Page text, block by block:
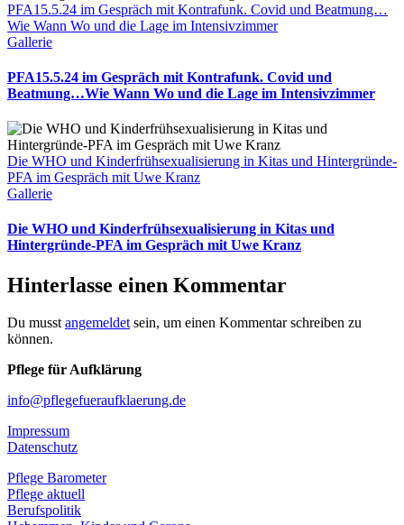
PFA15.5.24 im Gespräch mit Kontrafunk. Covid und Beatmung…
Wie Wann Wo und die Lage im Intensivzimmer
Gallerie
PFA15.5.24 im Gespräch mit Kontrafunk. Covid und
Beatmung…Wie Wann Wo und die Lage im Intensivzimmer
Die WHO und Kinderfrühsexualisierung in Kitas und Hintergründe-
PFA im Gespräch mit Uwe Kranz
Gallerie
Die WHO und Kinderfrühsexualisierung in Kitas und
Hintergründe-PFA im Gespräch mit Uwe Kranz
Hinterlasse einen Kommentar
Du musstangemeldetsein, um einen Kommentar schreiben zu
können.
Pflege für Aufklärung
info@pflegefueraufklaerung.de
Impressum
Datenschutz
Pflege Barometer
Pflege aktuell
Berufspolitik